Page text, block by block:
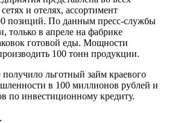
и отелях, ассортимент
позиций. По данным пресс-службы
только в апреле на фабрике
готовой еды. Мощности
100 тонн продукции.
льготный займ краевого
в 100 миллионов рублей и
по инвестиционному кредиту.